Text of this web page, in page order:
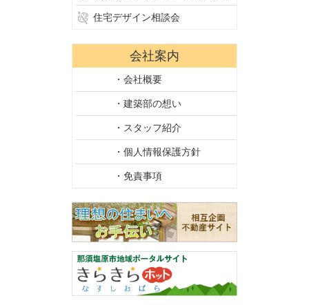
住宅デザイン相談会
会社案内
・会社概要
・建築部の想い
・スタッフ紹介
・個人情報保護方針
・免責事項